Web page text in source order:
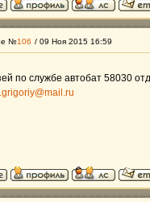
№106 / 09 Ноя 2015 16:59
по службе автобат 58030